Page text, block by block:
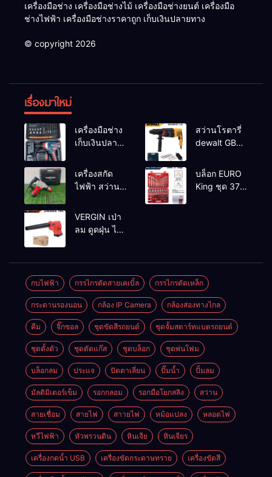
เครื่องมือช่าง เครื่องมือช่างไม้ เครื่องมือช่างยนต์ เครื่องมือ
ช่างไฟฟ้า เครื่องมือช่างราคาถูก เก็บเงินปลายทาง
© copyright 2026
เรื่องมาใหม่
เครื่องมือช่าง
เก็บเงินปลาย
สว่านโรตารี่
dewalt GBH
2-26 DFR ทุ่น
ทองแดงแท้
100%
เครื่องสกัด
ไฟฟ้า สว่าน
MAKTEC รุ่น MT2926A
บล็อก EURO
King ชุด 37
VERGIN เป่า
ลม ดูดฝุ่น ไร้
กบไฟฟ้า กรรไกรตัดสายเคเบิ้ล กรรไกรตัดเหล็ก
กระดานรองนอน กล้อง IP Camera กล้องส่องทางไกล
คีม จิ๊กซอล ชุดขัดสีรถยนต์​ ชุดจั้มสตาร์ทแบตรถยนต์
ชุดตั้งตัว ชุดตัดแก๊ส ชุดบล็อก ชุดพ่นโฟม
บล็อกลม ประแจ ปัตตาเลี่ยน ปั๊มน้ำ ปั้มลม
มัลติมิเตอร์เข็ม รอกกลอม รอกมือโยกสลิง สว่าน
สายเชื่อม สายไฟ สาายไฟ หม้อแปลง หลอดไฟ
หวีไฟฟ้า หัวพรวนดิน หินเจีย หินเจียร
เครื่องกดน้ำ USB เครื่องขัดกระดาษทราย เครื่องขัดสี